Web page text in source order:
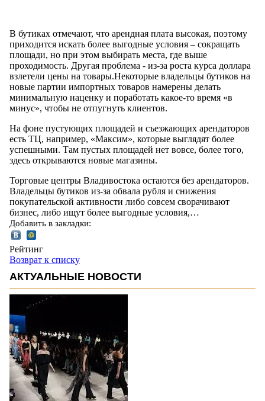
В бутиках отмечают, что арендная плата высокая, поэтому
приходится искать более выгодные условия – сокращать
площади, но при этом выбирать места, где выше
проходимость. Другая проблема - из-за роста курса доллара
взлетели цены на товары.Некоторые владельцы бутиков на
новые партии импортных товаров намерены делать
минимальную наценку и поработать какое-то время «в
минус», чтобы не отпугнуть клиентов.
На фоне пустующих площадей и съезжающих арендаторов
есть ТЦ, например, «Максим», которые выглядят более
успешными. Там пустых площадей нет вовсе, более того,
здесь открываются новые магазины.
Торговые центры Владивостока остаются без арендаторов.
Владельцы бутиков из-за обвала рубля и снижения
покупательской активности либо совсем сворачивают
бизнес, либо ищут более выгодные условия,…
Добавить в закладки:
Рейтинг
Возврат к списку
АКТУАЛЬНЫЕ НОВОСТИ